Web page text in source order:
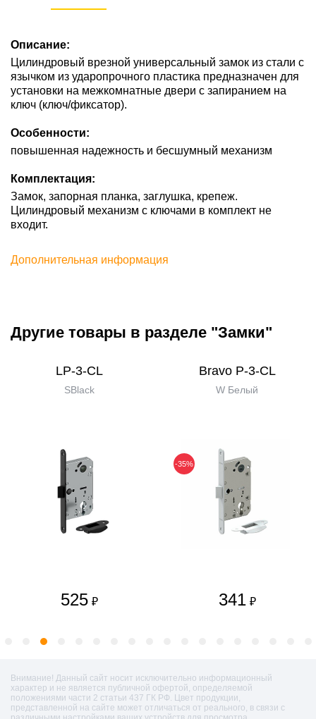
Описание:
Цилиндровый врезной универсальный замок из стали с
язычком из ударопрочного пластика предназначен для
установки на межкомнатные двери с запиранием на
ключ (ключ/фиксатор).
Особенности:
повышенная надежность и бесшумный механизм
Комплектация:
Замок, запорная планка, заглушка, крепеж.
Цилиндровый механизм с ключами в комплект не
входит.
Дополнительная информация
Другие товары в разделе "Замки"
LP-3-CL
SBlack
525 ₽
Bravo P-3-CL
W Белый
-35%
341 ₽
Внимание! Данный сайт носит исключительно информационный
характер и не является публичной офертой, определяемой
положениями части 2 статьи 437 ГК РФ. Цвет продукции,
представленной на сайте может отличаться от реального, в связи с